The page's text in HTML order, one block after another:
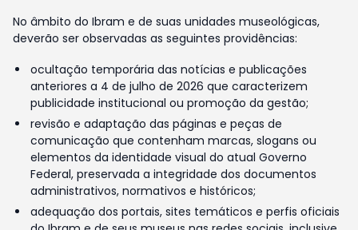
No âmbito do Ibram e de suas unidades museológicas,
deverão ser observadas as seguintes providências:
ocultação temporária das notícias e publicações
anteriores a 4 de julho de 2026 que caracterizem
publicidade institucional ou promoção da gestão;
revisão e adaptação das páginas e peças de
comunicação que contenham marcas, slogans ou
elementos da identidade visual do atual Governo
Federal, preservada a integridade dos documentos
administrativos, normativos e históricos;
adequação dos portais, sites temáticos e perfis oficiais